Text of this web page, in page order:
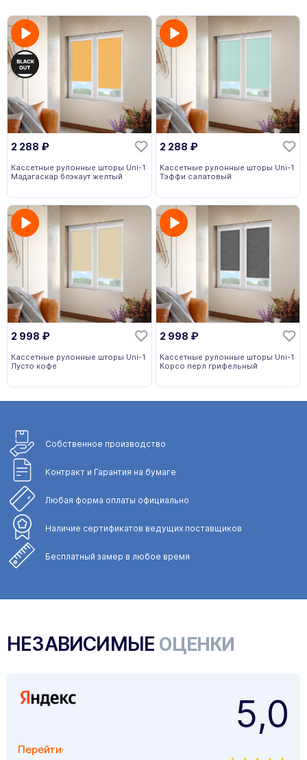
2 288 ₽
Кассетные рулонные шторы Uni-1
Мадагаскар блэкаут желтый
2 288 ₽
Кассетные рулонные шторы Uni-1
Тэффи салатовый
2 998 ₽
Кассетные рулонные шторы Uni-1
Лусто кофе
2 998 ₽
Кассетные рулонные шторы Uni-1
Корсо перл грифельный
Собственное производство
Контракт и Гарантия на бумаге
Любая форма оплаты официально
Наличие сертификатов ведущих поставщиков
Бесплатный замер в любое время
НЕЗАВИСИМЫЕ ОЦЕНКИ
Перейти
5,0